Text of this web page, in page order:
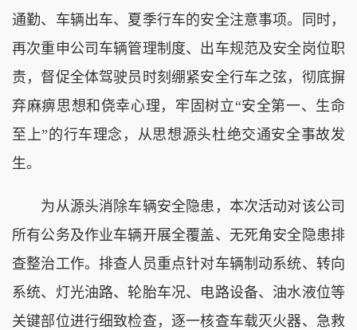
通勤、车辆出车、夏季行车的安全注意事项。同时，
再次重申公司车辆管理制度、出车规范及安全岗位职
责，督促全体驾驶员时刻绷紧安全行车之弦，彻底摒
弃麻痹思想和侥幸心理，牢固树立“安全第一、生命
至上”的行车理念，从思想源头杜绝交通安全事故发
生。
为从源头消除车辆安全隐患，本次活动对该公司
所有公务及作业车辆开展全覆盖、无死角安全隐患排
查整治工作。排查人员重点针对车辆制动系统、转向
系统、灯光油路、轮胎车况、电路设备、油水液位等
关键部位进行细致检查，逐一核查车载灭火器、急救